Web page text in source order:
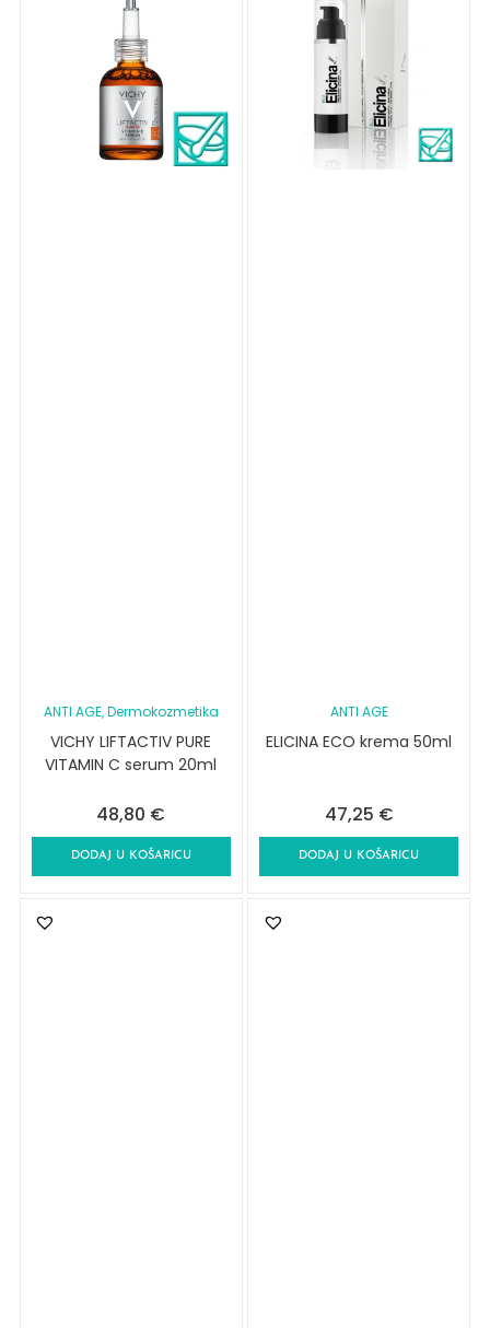
ANTI AGE, Dermokozmetika
VICHY LIFTACTIV PURE
VITAMIN C serum 20ml
48,80 €
DODAJ U KOŠARICU
ANTI AGE
ELICINA ECO krema 50ml
47,25 €
DODAJ U KOŠARICU